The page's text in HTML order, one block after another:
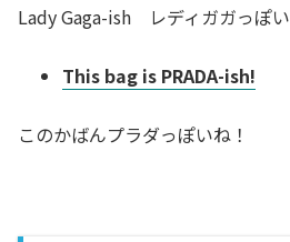
Lady Gaga-ish レディガガっぽい
This bag is PRADA-ish!
このかばんプラダっぽいね！